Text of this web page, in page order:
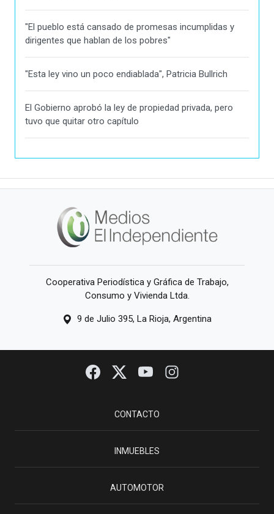
"El pueblo está cansado de promesas incumplidas y
dirigentes que hablan de los pobres"
"Esta ley vino un poco endiablada", Patricia Bullrich
El Gobierno aprobó la ley de propiedad privada, pero
tuvo que quitar otro capítulo
Cooperativa Periodística y Gráfica de Trabajo,
Consumo y Vivienda Ltda.
9 de Julio 395, La Rioja, Argentina
CONTACTO
INMUEBLES
AUTOMOTOR